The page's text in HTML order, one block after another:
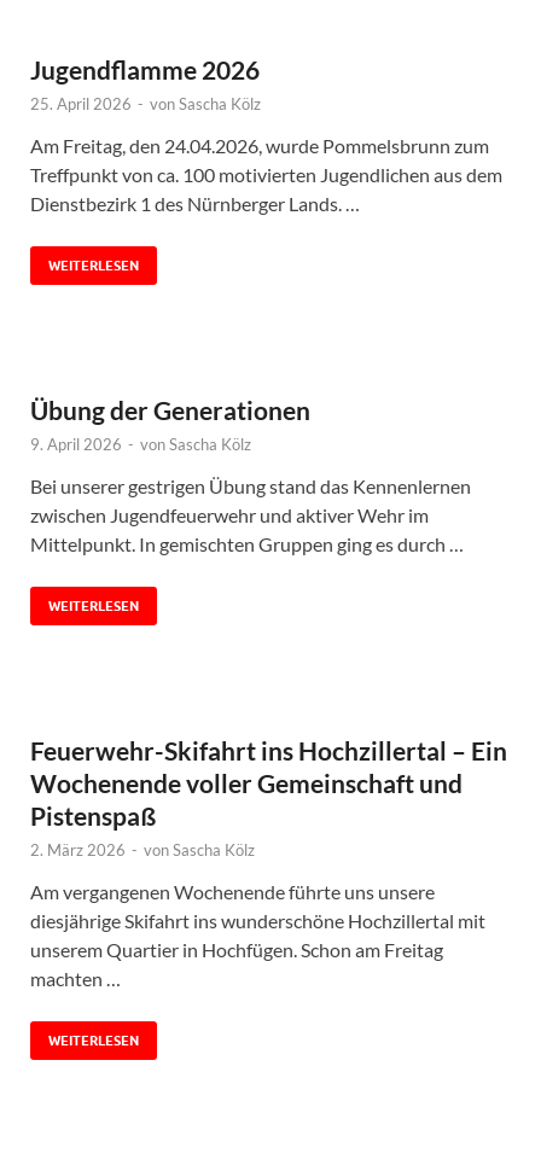
Jugendflamme 2026
25. April 2026 - vonSascha Kölz
Am Freitag, den 24.04.2026, wurde Pommelsbrunn zum
Treffpunkt von ca. 100 motivierten Jugendlichen aus dem
Dienstbezirk 1 des Nürnberger Lands. …
WEITERLESEN
Übung der Generationen
9. April 2026 - vonSascha Kölz
Bei unserer gestrigen Übung stand das Kennenlernen
zwischen Jugendfeuerwehr und aktiver Wehr im
Mittelpunkt. In gemischten Gruppen ging es durch …
WEITERLESEN
Feuerwehr-Skifahrt ins Hochzillertal – Ein
Wochenende voller Gemeinschaft und
Pistenspaß
2. März 2026 - vonSascha Kölz
Am vergangenen Wochenende führte uns unsere
diesjährige Skifahrt ins wunderschöne Hochzillertal mit
unserem Quartier in Hochfügen. Schon am Freitag
machten …
WEITERLESEN